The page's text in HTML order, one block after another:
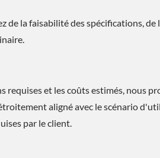
de la faisabilité des spécifications,
et les coûts estimés, nous
aligné avec le scénario
par le client.
Solution D'économie